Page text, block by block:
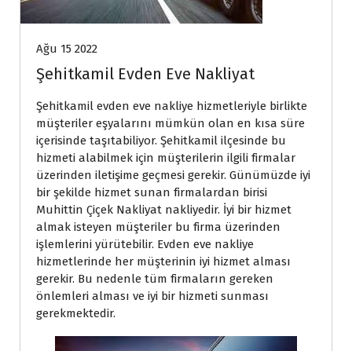
Ağu 15 2022
Şehitkamil Evden Eve Nakliyat
Şehitkamil evden eve nakliye hizmetleriyle birlikte
müşteriler eşyalarını mümkün olan en kısa süre
içerisinde taşıtabiliyor. Şehitkamil ilçesinde bu
hizmeti alabilmek için müşterilerin ilgili firmalar
üzerinden iletişime geçmesi gerekir. Günümüzde iyi
bir şekilde hizmet sunan firmalardan birisi
Muhittin Çiçek Nakliyat nakliyedir. İyi bir hizmet
almak isteyen müşteriler bu firma üzerinden
işlemlerini yürütebilir. Evden eve nakliye
hizmetlerinde her müşterinin iyi hizmet alması
gerekir. Bu nedenle tüm firmaların gereken
önlemleri alması ve iyi bir hizmeti sunması
gerekmektedir.